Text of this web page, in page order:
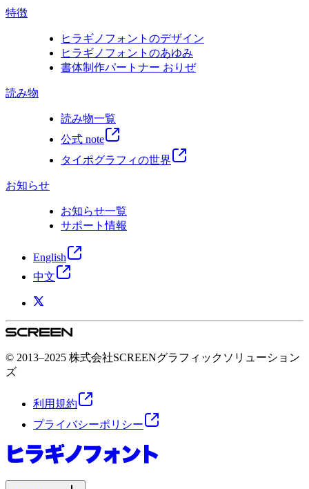
特徴
ヒラギノフォントのデザイン
ヒラギノフォントのあゆみ
書体制作パートナー おりぜ
読み物
読み物一覧
公式 note
タイポグラフィの世界
お知らせ
お知らせ一覧
サポート情報
English
中文
© 2013–2025 株式会社SCREENグラフィックソリューション
ズ
利用規約
プライバシーポリシー